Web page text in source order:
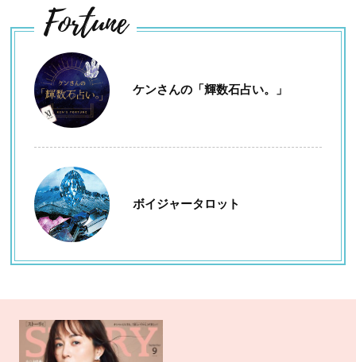
Fortune
ケンさんの「輝数石占い。」
ボイジャータロット